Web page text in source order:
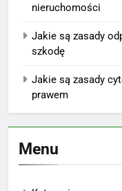
nieruchomości
Jakie są zasady
szkodę
Jakie są zasady
prawem
Menu